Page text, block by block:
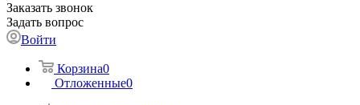
Заказать звонок
Задать вопрос
Войти
Корзина0
Отложенные0